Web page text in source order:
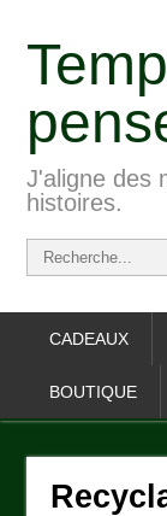
J'aligne des
histoires.
CADEAUX
BOUTIQUE